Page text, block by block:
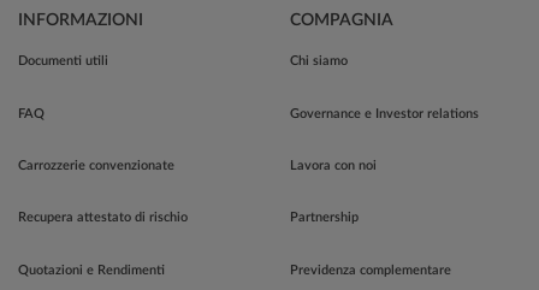
INFORMAZIONI
Documenti utili
FAQ
Carrozzerie convenzionate
Recupera attestato di rischio
Quotazioni e Rendimenti
COMPAGNIA
Chi siamo
Governance e Investor relations
Lavora con noi
Partnership
Previdenza complementare